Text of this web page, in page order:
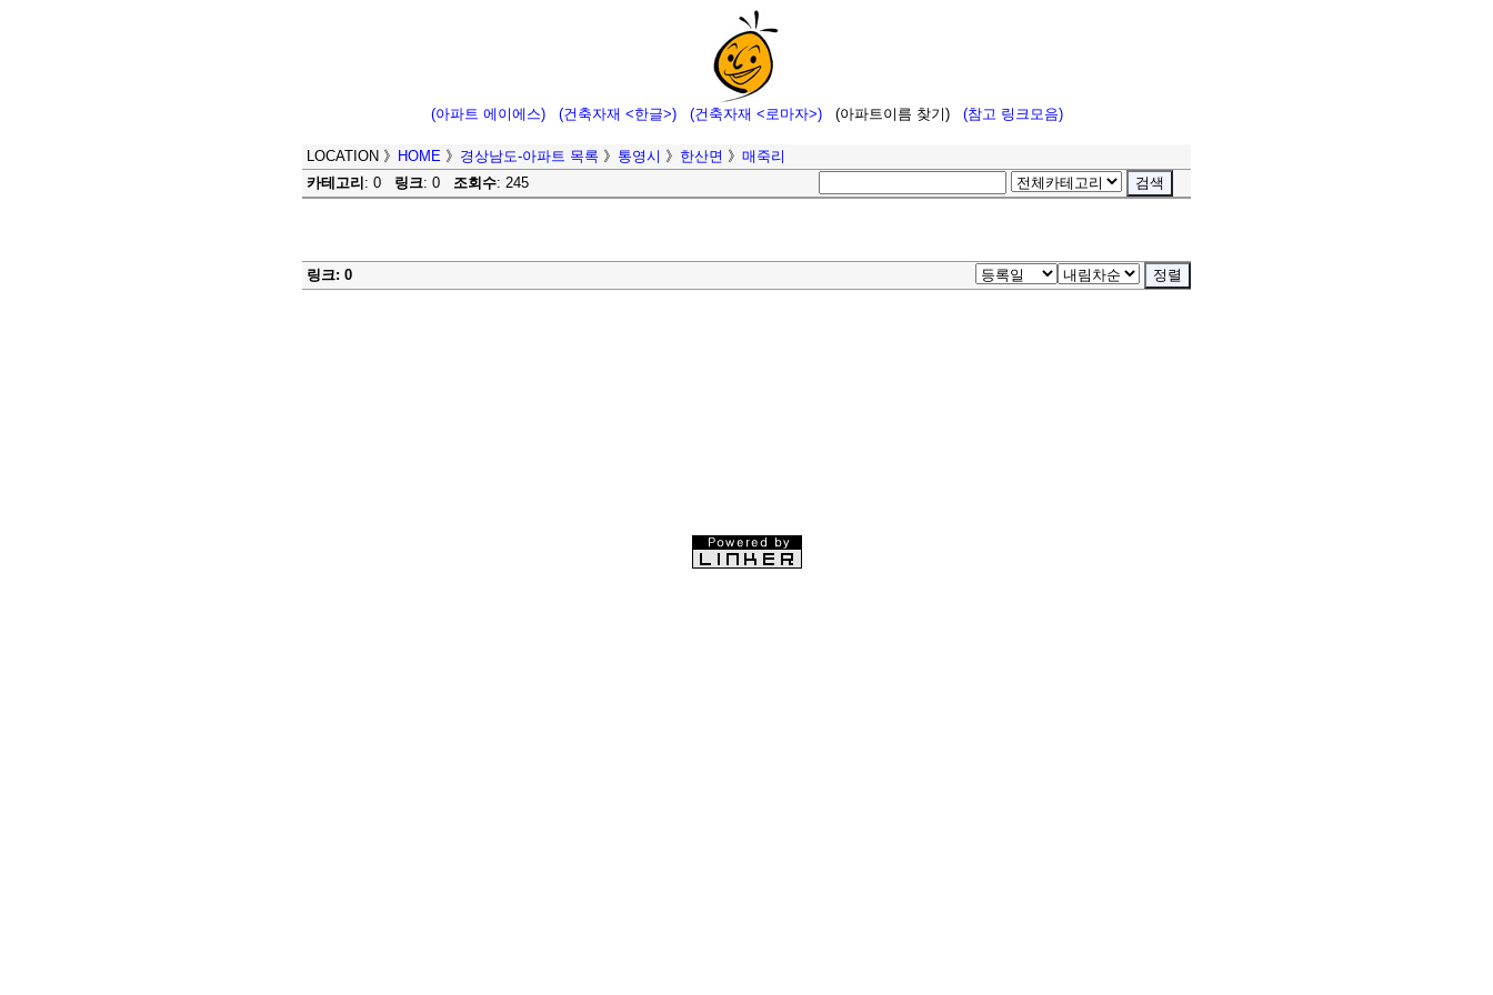
(아파트 에이에스) (건축자재 <한글>) (건축자재 <로마자>) (아파트이름 찾기) (참고 링크모음)
LOCATION 》 HOME 》 경상남도-아파트 목록 》 통영시 》 한산면 》 매죽리
카테고리 : 0 링크: 0 조회수: 245
링크: 0